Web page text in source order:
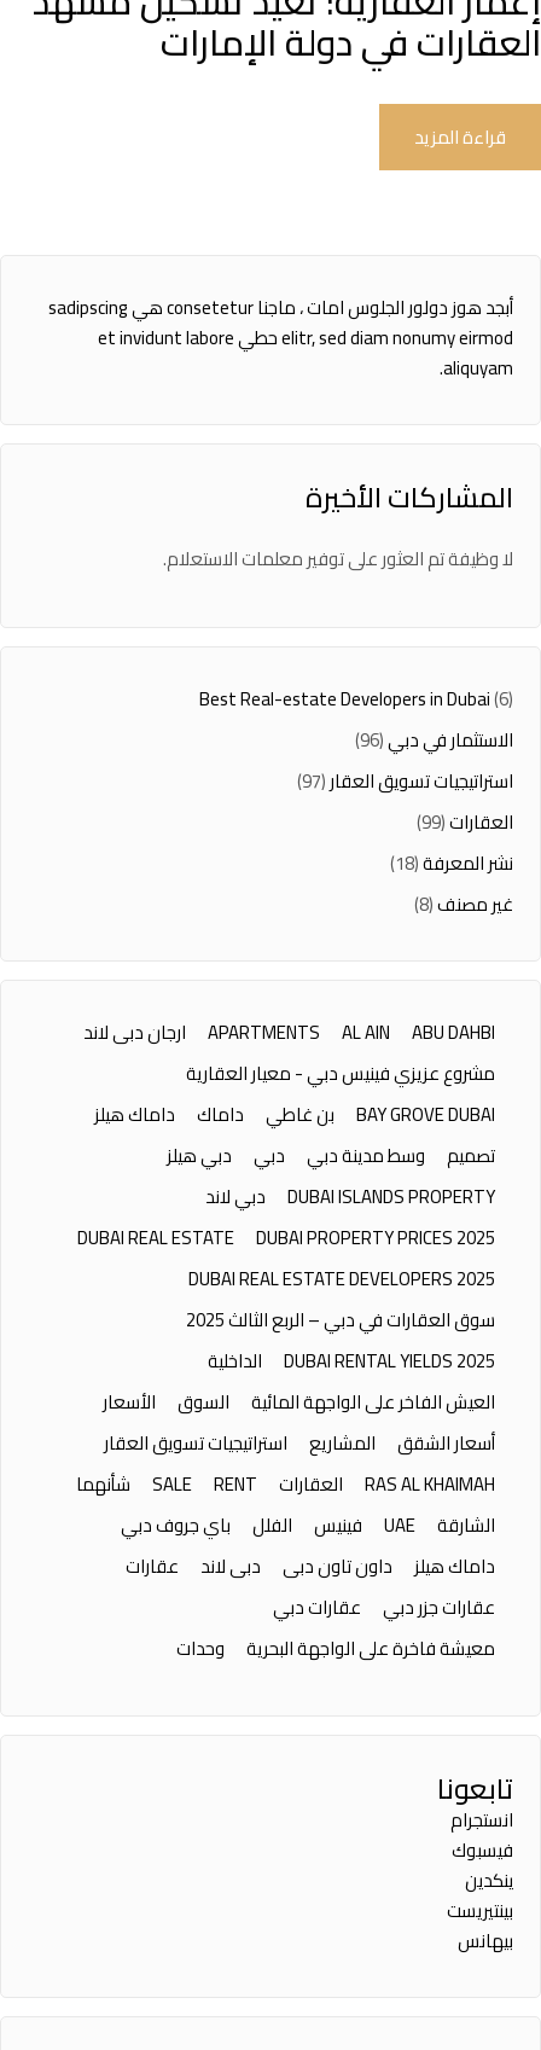
العقارات في دولة الإمارات
قراءة المزيد
أبجد هوز دولور الجلوس امات ، ماجنا consetetur هي sadipscing
elitr, sed diam nonumy eirmod حطي et invidunt labore
aliquyam.
المشاركات الأخيرة
لا وظيفة تم العثور على توفير معلمات الاستعلام.
Best Real-estate Developers in Dubai(6)
الاستثمار في دبي(96)
استراتيجيات تسويق العقار(97)
العقارات(99)
نشر المعرفة(18)
غير مصنف(8)
ABU DAHBI
AL AIN
APARTMENTS
ارجان دبى لاند
مشروع عزيزي فينيس دبي - معيار العقارية
BAY GROVE DUBAI
بن غاطي داماك
داماك هيلز
تصميم
وسط مدينة دبي دبي
دبي هيلز
DUBAI ISLANDS PROPERTY
دبي لاند
DUBAI PROPERTY PRICES 2025
DUBAI REAL ESTATE
DUBAI REAL ESTATE DEVELOPERS 2025
سوق العقارات في دبي – الربع الثالث 2025
DUBAI RENTAL YIELDS 2025
الداخلية
العيش الفاخر على الواجهة المائية
السوق
الأسعار
أسعار الشقق
المشاريع
استراتيجيات تسويق العقار
RAS AL KHAIMAH
العقارات RENT
SALE
شأنهما
الشارقة
UAE فينيس الفلل
باي جروف دبي
داماك هيلز
داون تاون دبى دبى لاند
عقارات
عقارات جزر دبي
عقارات دبي
معيشة فاخرة على الواجهة البحرية
وحدات
تابعونا
انستجرام
فيسبوك
ينكدين
بينتيريست
بيهانس